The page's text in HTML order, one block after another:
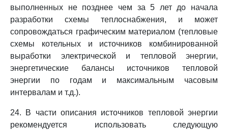
выполненных не позднее чем за 5 лет до начала
разработки схемы теплоснабжения, и может
сопровождаться графическим материалом (тепловые
схемы котельных и источников комбинированной
выработки электрической и тепловой энергии,
энергетические балансы источников тепловой
энергии по годам и максимальным часовым
интервалам и т.д.).
24. В части описания источников тепловой энергии
рекомендуется использовать следующую